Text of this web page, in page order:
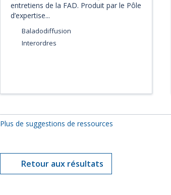
entretiens de la FAD. Produit par le Pôle
d’expertise...
Baladodiffusion
Interordres
Plus de suggestions de ressources
Retour aux résultats